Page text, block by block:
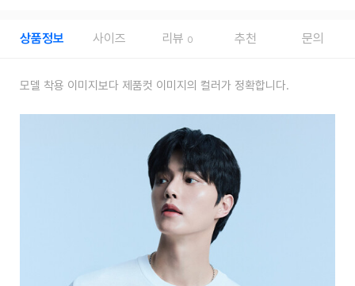
상품정보 사이즈 리뷰 0 추천 문의
모델 착용 이미지보다 제품컷 이미지의 컬러가 정확합니다.